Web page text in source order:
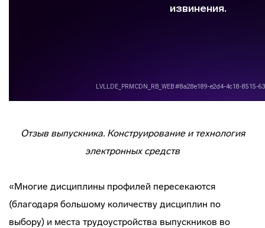
Отзыв выпускника. Конструирование и технология
электронных средств
«Многие дисциплины профилей пересекаются
(благодаря большому количеству дисциплин по
выбору) и места трудоустройства выпускников во